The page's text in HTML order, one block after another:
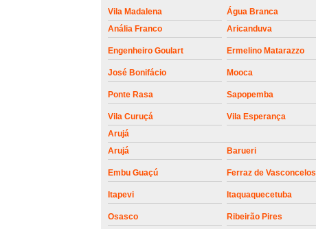
Vila Madalena
Água Branca
Anália Franco
Aricanduva
Engenheiro Goulart Ermelino Matarazzo
José Bonifácio Mooca
Ponte Rasa Sapopemba
Vila Curuçá Vila Esperança
Arujá
Arujá
Barueri
Embu Guaçú Ferraz de Vasconcelos
Itapevi Itaquaquecetuba
Osasco Ribeirão Pires